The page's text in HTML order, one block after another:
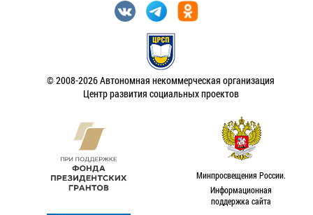
© 2008-2026 Автономная некоммерческая организация
Центр развития социальных проектов
Минпросвещения России.
Информационная
поддержка сайта